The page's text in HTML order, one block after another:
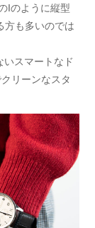
Iのように縦型
方も多いのでは
スマートなド
リーンなスタ